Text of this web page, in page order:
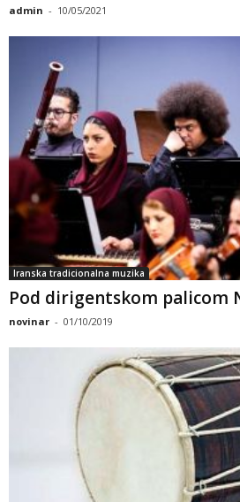
admin - 10/05/2021
Iranska tradicionalna muzika
Pod dirigentskom palicom
novinar - 01/10/2019